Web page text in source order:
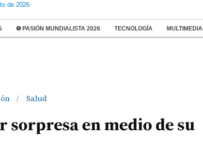
de 2026
⚽ PASIÓN MUNDIALISTA 2026 TECNOLOGÍA MULTIMEDIA
/ Salud
sorpresa en medio de su